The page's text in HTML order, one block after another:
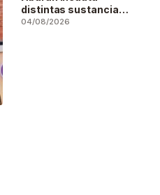
distintas sustancias
estupefacientes en
04/08/2026